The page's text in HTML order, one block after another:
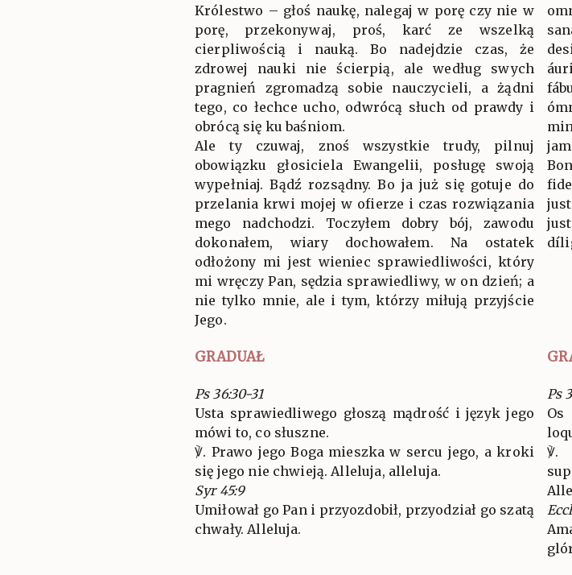
Królestwo – głoś naukę, nalegaj w porę czy nie w
porę, przekonywaj, proś, karć ze wszelką
cierpliwością i nauką. Bo nadejdzie czas, że
zdrowej nauki nie ścierpią, ale według swych
pragnień zgromadzą sobie nauczycieli, a żądni
tego, co łechce ucho, odwrócą słuch od prawdy i
obrócą się ku baśniom.
Ale ty czuwaj, znoś wszystkie trudy, pilnuj
obowiązku głosiciela Ewangelii, posługę swoją
wypełniaj. Bądź rozsądny. Bo ja już się gotuje do
przelania krwi mojej w ofierze i czas rozwiązania
mego nadchodzi. Toczyłem dobry bój, zawodu
dokonałem, wiary dochowałem. Na ostatek
odłożony mi jest wieniec sprawiedliwości, który
mi wręczy Pan, sędzia sprawiedliwy, w on dzień; a
nie tylko mnie, ale i tym, którzy miłują przyjście
Jego.
GRADUAŁ
Ps 36:30-31
Usta sprawiedliwego głoszą mądrość i język jego
mówi to, co słuszne.
℣. Prawo jego Boga mieszka w sercu jego, a kroki
się jego nie chwieją. Alleluja, alleluja.
Syr 45:9
Umiłował go Pan i przyozdobił, przyodział go szatą
chwały. Alleluja.
Ps
℣.